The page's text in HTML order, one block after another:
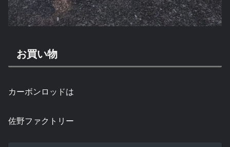
お買い物
カーボンロッドは
佐野ファクトリー